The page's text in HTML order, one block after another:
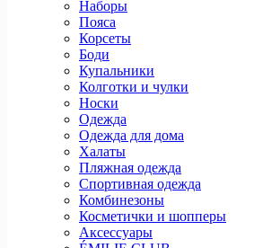
Наборы
Пояса
Корсеты
Боди
Купальники
Колготки и чулки
Носки
Одежда
Одежда для дома
Халаты
Пляжная одежда
Спортивная одежда
Комбинезоны
Косметички и шопперы
Аксессуары